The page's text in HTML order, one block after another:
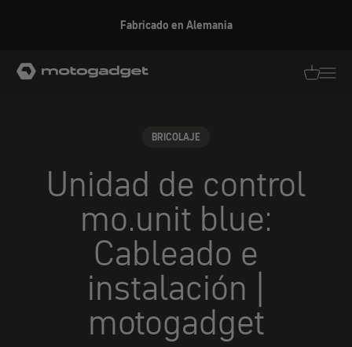
Fabricado en Alemania
motogadget GmbH
BRICOLAJE
Unidad de control
mo.unit blue:
Cableado e
instalación |
motogadget